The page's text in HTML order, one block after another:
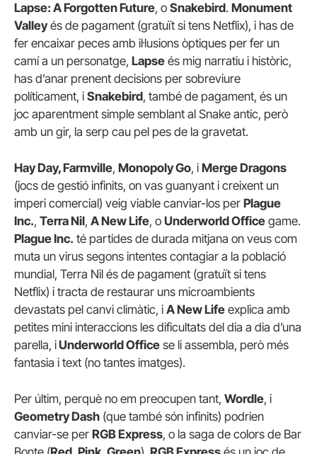
Lapse: A Forgotten Future, o Snakebird. Monument
Valleyés de pagament (gratuït si tens Netflix), i has de
fer encaixar peces amb il·lusions òptiques per fer un
camí a un personatge, Lapse és mig narratiu i històric,
has d’anar prenent decisions per sobreviure
políticament, i Snakebird, també de pagament, és un
joc aparentment simple semblant al Snake antic, però
amb un gir, la serp cau pel pes de la gravetat.
Hay Day, Farmville, Monopoly Go, i Merge Dragons
(jocs de gestió infinits, on vas guanyant i creixent un
imperi comercial) veig viable canviar-los per Plague
Inc., Terra Nil, A New Life, o Underworld Office game.
Plague Inc. té partides de durada mitjana on veus com
muta un virus segons intentes contagiar a la població
mundial, Terra Nil és de pagament (gratuït si tens
Netflix) i tracta de restaurar uns microambients
devastats pel canvi climàtic, i A New Life explica amb
petites mini interaccions les dificultats del dia a dia d’una
parella, iUnderworld Office se li assembla, però més
fantasia i text (no tantes imatges).
Per últim, perquè no em preocupen tant, Wordle, i
Geometry Dash (que també són infinits) podrien
canviar-se per RGB Express, o la saga de colors de Bar